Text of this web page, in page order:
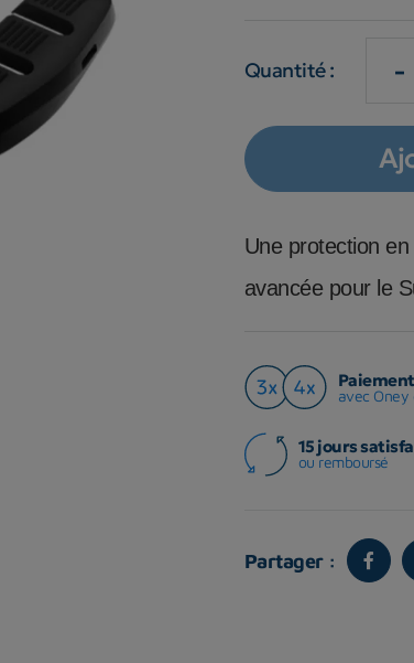
Quantité : -
Une protection
avancée pour le
avec Oney
15 jours
ou remboursé
Partager :